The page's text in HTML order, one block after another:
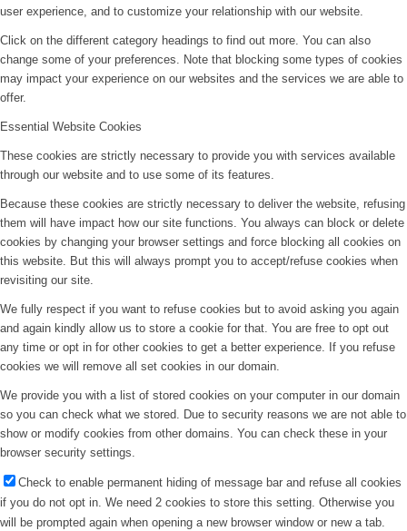
user experience, and to customize your relationship with our website.
Click on the different category headings to find out more. You can also
change some of your preferences. Note that blocking some types of cookies
may impact your experience on our websites and the services we are able to
offer.
Essential Website Cookies
These cookies are strictly necessary to provide you with services available
through our website and to use some of its features.
Because these cookies are strictly necessary to deliver the website, refusing
them will have impact how our site functions. You always can block or delete
cookies by changing your browser settings and force blocking all cookies on
this website. But this will always prompt you to accept/refuse cookies when
revisiting our site.
We fully respect if you want to refuse cookies but to avoid asking you again
and again kindly allow us to store a cookie for that. You are free to opt out
any time or opt in for other cookies to get a better experience. If you refuse
cookies we will remove all set cookies in our domain.
We provide you with a list of stored cookies on your computer in our domain
so you can check what we stored. Due to security reasons we are not able to
show or modify cookies from other domains. You can check these in your
browser security settings.
Check to enable permanent hiding of message bar and refuse all cookies
if you do not opt in. We need 2 cookies to store this setting. Otherwise you
will be prompted again when opening a new browser window or new a tab.